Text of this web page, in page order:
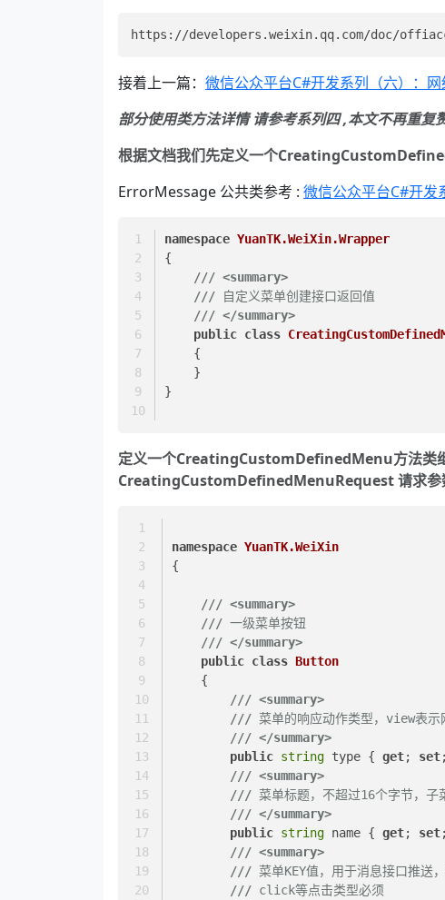
接着上一篇： 微信公众平台C#开发系列（六）：网
部分使用类方法详情 请参考系列四 ,本文不再重复
根据文档我们先定义一个
ErrorMessage 公共类参考 : 微信公众平台C#开
namespace YuanTK.WeiXin.Wrapper
{
/// <summary>
/// 自定义菜单创建接口返回值
/// </summary>
public class
    {
    }
}
定义一个CreatingCustomDefinedMenu方法类
CreatingCustomDefinedMenuRequest 请求参
namespace YuanTK.WeiXin
{
/// <summary>
/// 一级菜单按钮
/// </summary>
public class Button
    {
/// <summary>
/// 菜单的响应动作类型，view表
/// </summary>
public string type { get; set
/// <summary>
/// 菜单标题，不超过16个字节，子
/// </summary>
public string name { get; set
/// <summary>
/// 菜单KEY值，用于消息接口推送
/// click等点击类型必须